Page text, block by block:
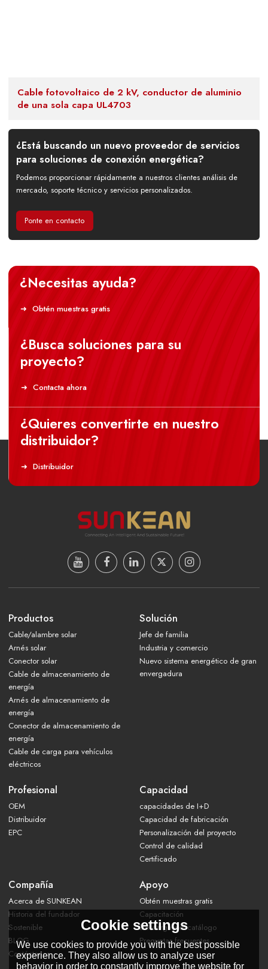
Cable fotovoltaico de 2 kV, conductor de aluminio
de una sola capa UL4703
¿Está buscando un nuevo proveedor de servicios
para soluciones de conexión energética?
Podemos proporcionar rápidamente a nuestros clientes análisis de
mercado, soporte técnico y servicios personalizados.
Ponte en contacto
¿Necesitas ayuda?
Obtén muestras gratis
¿Busca soluciones para su
proyecto?
Contacta ahora
¿Quieres convertirte en nuestro
distribuidor?
Distribuidor
Productos
Cable/alambre solar
Arnés solar
Conector solar
Cable de almacenamiento de
energía
Arnés de almacenamiento de
energía
Conector de almacenamiento de
energía
Cable de carga para vehículos
eléctricos
Solución
Jefe de familia
Industria y comercio
Nuevo sistema energético de gran
envergadura
Profesional
OEM
Distribuidor
EPC
Capacidad
capacidades de I+D
Capacidad de fabricación
Personalización del proyecto
Control de calidad
Certificado
Compañía
Acerca de SUNKEAN
Historia del fundador
Sostenible
BLOG
Contáctanos
Apoyo
Obtén muestras gratis
Capacitación
Descarga del catálogo
Preguntas frecuentes
Cookie settings
We use cookies to provide you with the best possible
experience. They also allow us to analyze user
behavior in order to constantly improve the website for